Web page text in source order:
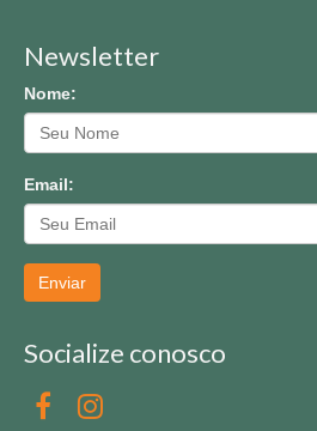
Newsletter
Nome:
Email:
Enviar
Socialize conosco